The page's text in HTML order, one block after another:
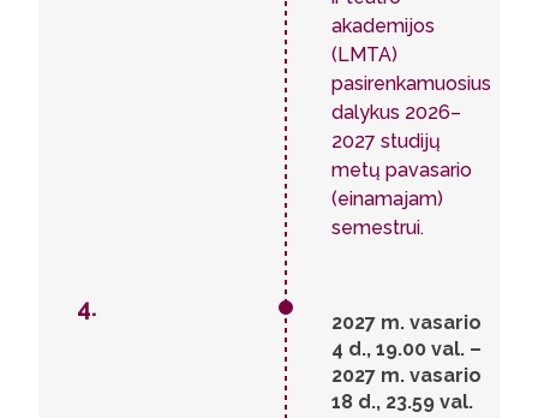
akademijos
(LMTA)
pasirenkamuosius
dalykus 2026–
2027 studijų
metų pavasario
(einamajam)
semestrui.
4.
2027 m. vasario
4 d., 19.00 val. –
2027 m. vasario
18 d., 23.59 val.